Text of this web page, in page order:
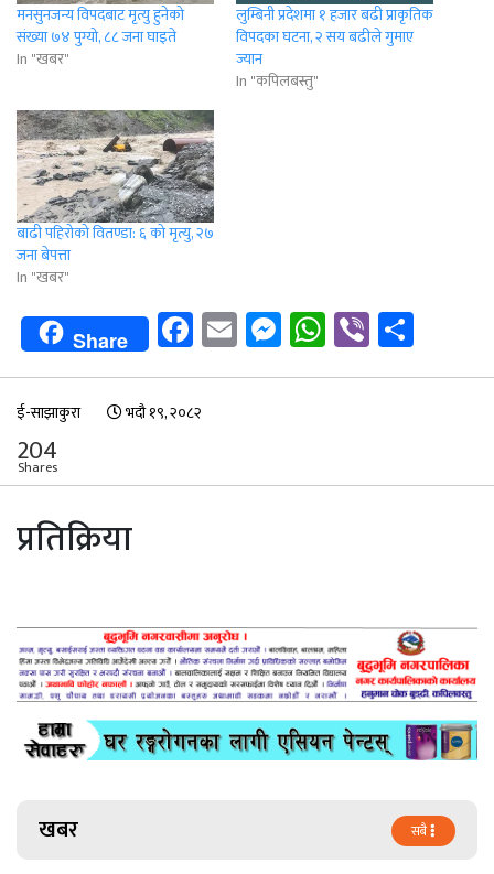
मनसुनजन्य विपदबाट मृत्यु हुनेको
संख्या ७४ पुग्यो, ८८ जना घाइते
In "खबर"
लुम्बिनी प्रदेशमा १ हजार बढी प्राकृतिक
विपदका घटना, २ सय बढीले गुमाए
ज्यान
In "कपिलबस्तु"
बाढी पहिरोको वितण्डा: ६ को मृत्यु, २७
जना बेपत्ता
In "खबर"
Share Facebook
EmailMessenger
WhatsApp
Viber
ई-साझाकुरा भदौ १९, २०८२
204
Shares
प्रतिक्रिया
खबर सबै